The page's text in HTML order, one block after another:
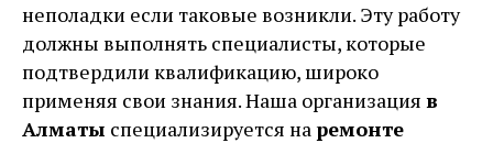
неполадки если таковые возникли. Эту работу
должны выполнять специалисты, которые
подтвердили квалификацию, широко
применяя свои знания. Наша организация в
Алматы специализируется наремонте